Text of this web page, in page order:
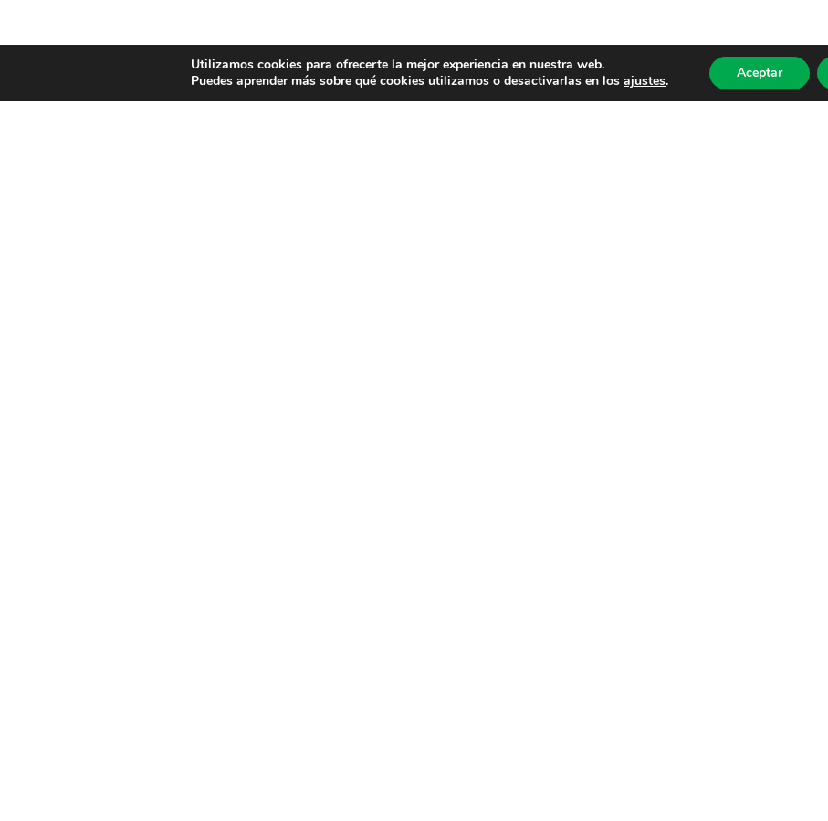
Utilizamos cookies para ofrecerte la mejor experiencia en nuestra web.
Puedes aprender más sobre qué cookies utilizamos o desactivarlas en losajustes. Aceptar